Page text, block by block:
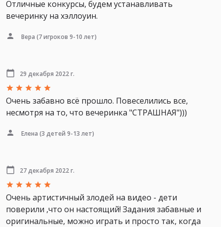
Отличные конкурсы, будем устанавливать
вечеринку на хэллоуин.
Вера (7 игроков 9-10 лет)
29 декабря 2022 г.
Очень забавно всё прошло. Повеселились все,
несмотря на то, что вечеринка "СТРАШНАЯ")))
Елена (3 детей 9-13 лет)
27 декабря 2022 г.
Очень артистичный злодей на видео - дети
поверили ,что он настоящий! Задания забавные и
оригинальные, можно играть и просто так, когда